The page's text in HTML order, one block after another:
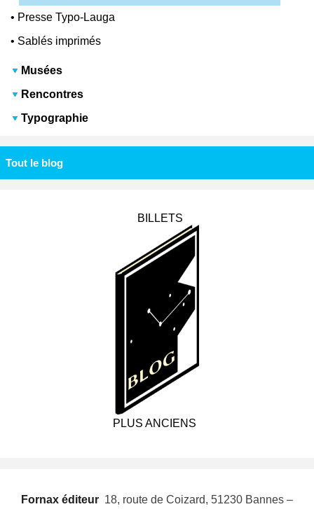
• Presse Typo-Lauga
• Sablés imprimés
Musées
Rencontres
Typographie
Tout le blog
BILLETS
PLUS ANCIENS
Fornax éditeur  18, route de Coizard, 51230 Bannes –